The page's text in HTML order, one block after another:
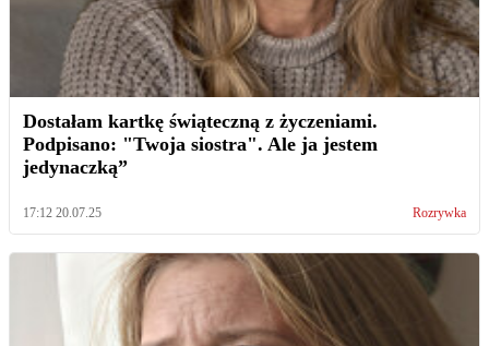
Dostałam kartkę świąteczną z życzeniami.
Podpisano: "Twoja siostra". Ale ja jestem
jedynaczką”
17:12 20.07.25 Rozrywka